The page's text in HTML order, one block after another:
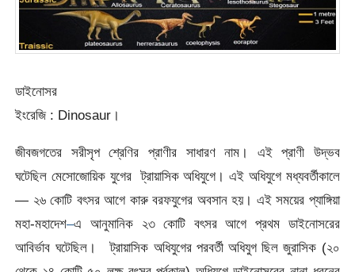
ডাইনোসর
ইংরেজি : Dinosaur।
জীবজগতের সরীসৃপ শ্রেণির প্রাণীর সাধারণ নাম। এই প্রাণী উদ্ভব
ঘটেছিল মেসোজোয়িক যুগের ট্রায়াসিক অধিযুগে। এই অধিযুগে মধ্যবর্তীকালে
— ২৬ কোটি বৎসর আগে কারু বরফযুগের অবসান হয়। এই সময়ের প্যাঙ্গিয়া
মহা-মহাদেশ–এ আনুমানিক ২৩ কোটি বৎসর আগে প্রথম ডাইনোসরের
আবির্ভাব ঘটেছিল। ট্রায়াসিক অধিযুগের পরবর্তী অধিযুগ ছিল জুরাসিক (২০